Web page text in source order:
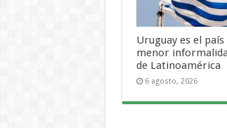
Uruguay es el país
menor
de Latinoamérica
6 agosto, 2026